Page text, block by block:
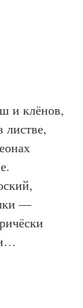
и клёнов,
листве,
—